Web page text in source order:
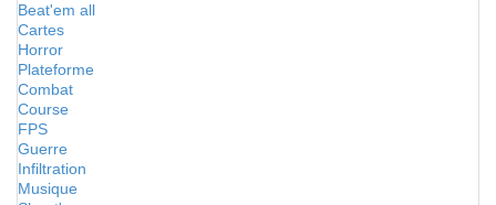
Beat'em all
Cartes
Horror
Plateforme
Combat
Course
FPS
Guerre
Infiltration
Musique